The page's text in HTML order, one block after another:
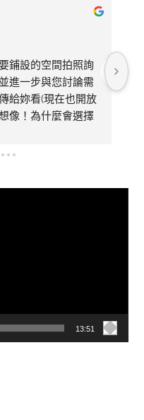
鋪設的空間拍照詢
進一步與您討論需
給妳看(現在也開放
像！為什麼會選擇
紹產品差異
13:51